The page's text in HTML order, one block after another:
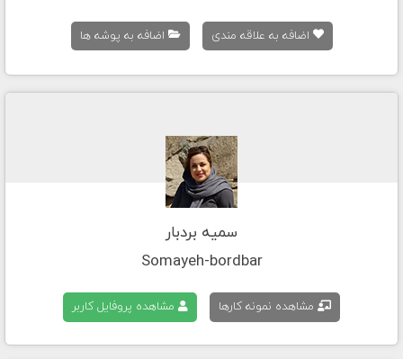
اضافه به علاقه مندی اضافه به پوشه ها
سمیه بردبار
Somayeh-bordbar
مشاهده نمونه کارها مشاهده پروفایل کاربر